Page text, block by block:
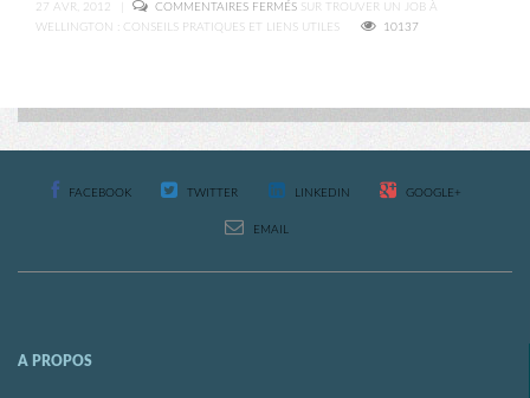
27 AVR, 2012 COMMENTAIRES FERMÉS SUR TROUVER UN JOB À
WELLINGTON : CONSEILS PRATIQUES ET LIENS UTILES
10137
FACEBOOK TWITTER LINKEDIN GOOGLE+
EMAIL
A PROPOS